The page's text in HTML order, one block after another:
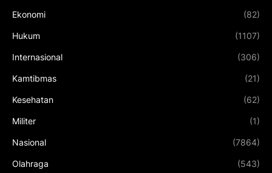
Ekonomi (82)
Hukum (1107)
Internasional (306)
Kamtibmas (21)
Kesehatan (62)
Militer (1)
Nasional (7864)
Olahraga (543)